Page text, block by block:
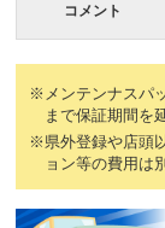
コメント
※メンテンナスパ
まで保証期間を
※県外登録や店頭
ョン等の費用は